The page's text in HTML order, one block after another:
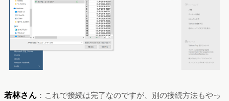
若林さん ：これで接続は完了なのですが、別の接続方法もやっ